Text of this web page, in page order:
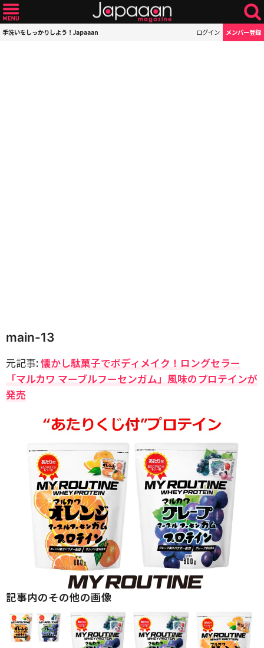
手洗いをしっかりしよう！Japaaan ログイン メンバー登録
main-13
元記事:懐かし駄菓子でボディメイク！ロングセラー
「マルカワ マーブルフーセンガム」風味のプロテインが
発売
記事内のその他の画像